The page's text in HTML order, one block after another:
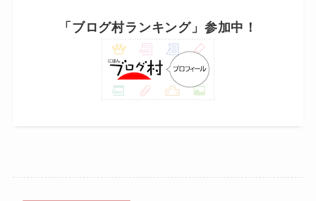
「ブログ村ランキング」参加中！